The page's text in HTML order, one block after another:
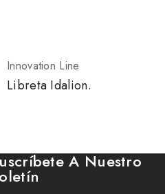
Innovation Line
Libreta Idalion.
A Nuestro